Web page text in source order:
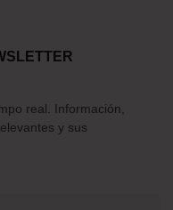
real. Información,
y sus